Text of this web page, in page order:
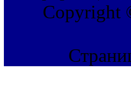
Copyright